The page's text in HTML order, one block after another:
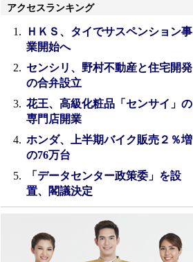
アクセスランキング
ＨＫＳ、タイでサスペンション事
業開始へ
センシリ、野村不動産と住宅開発
の合弁設立
花王、高級化粧品「センサイ」の
専門店開業
ホンダ、上半期バイク販売２％増
の76万台
「データセンター政策委」を設
置、閣議決定